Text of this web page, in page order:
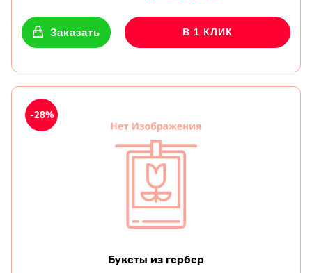
Заказать В 1 КЛИК
Букеты из гербер
-28%